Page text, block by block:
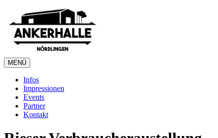
MENÜ
Infos
Impressionen
Events
Partner
Kontakt